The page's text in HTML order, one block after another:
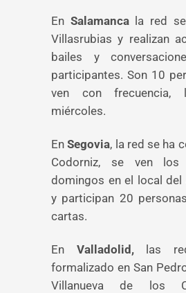
En Salamancala red se
Villasrubias y realizan
bailes y
participantes. Son 10
ven con
miércoles.
EnSegovia, la red se ha
Codorniz, se ven los
domingos en el local del
y participan 20
cartas.
En Valladolid,las
formalizado en San
Villanueva de los